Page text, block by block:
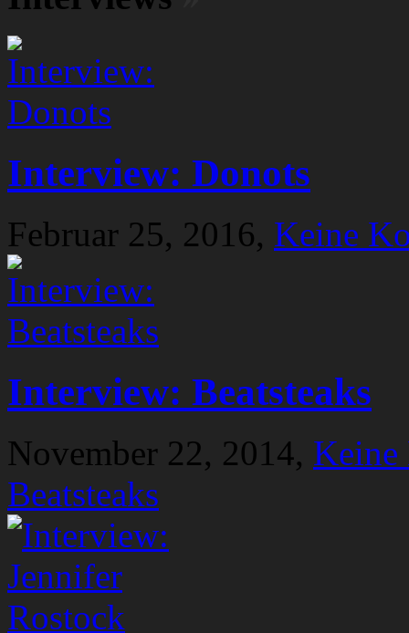
Interview: Donots
Februar 25, 2016, Keine
Interview: Beatsteaks
November 22, 2014, Keine
Beatsteaks